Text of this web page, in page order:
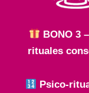
BONO 3
rituales
Psico-